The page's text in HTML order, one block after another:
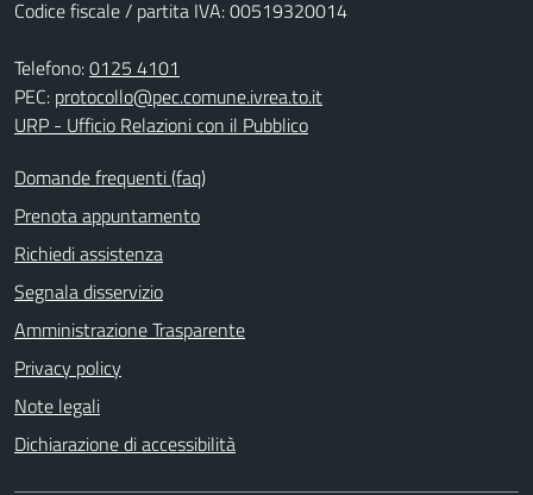
Codice fiscale / partita IVA: 00519320014
Telefono:0125 4101
PEC: protocollo@pec.comune.ivrea.to.it
URP - Ufficio Relazioni con il Pubblico
Domande frequenti (faq)
Prenota appuntamento
Richiedi assistenza
Segnala disservizio
Amministrazione Trasparente
Privacy policy
Note legali
Dichiarazione di accessibilità